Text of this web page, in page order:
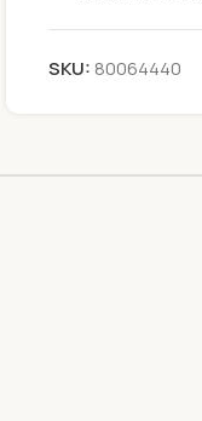
SKU: 80064440